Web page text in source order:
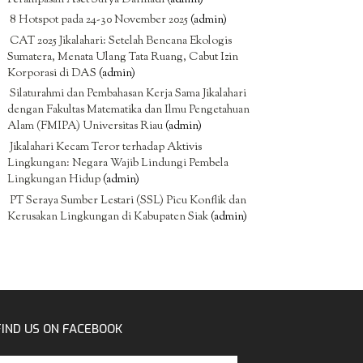
8 Hotspot pada 24-30 November 2025(admin)
CAT 2025 Jikalahari: Setelah Bencana Ekologis
Sumatera, Menata Ulang Tata Ruang, Cabut Izin
Korporasi di DAS (admin)
Silaturahmi dan Pembahasan Kerja Sama Jikalahari
dengan Fakultas Matematika dan Ilmu Pengetahuan
Alam (FMIPA) Universitas Riau(admin)
Jikalahari Kecam Teror terhadap Aktivis
Lingkungan: Negara Wajib Lindungi Pembela
Lingkungan Hidup(admin)
PT Seraya Sumber Lestari (SSL) Picu Konflik dan
Kerusakan Lingkungan di Kabupaten Siak(admin)
US ON FACEBOOK